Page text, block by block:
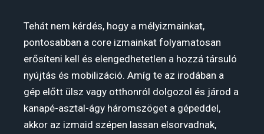
Tehát nem kérdés, hogy a mélyizmainkat,
pontosabban a core izmainkat folyamatosan
erősíteni kell és elengedhetetlen a hozzá társuló
nyújtás és mobilizáció. Amíg te az irodában a
gép előtt ülsz vagy otthonról dolgozol és járod a
kanapé-asztal-ágy háromszöget a gépeddel,
akkor az izmaid szépen lassan elsorvadnak,